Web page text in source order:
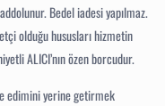
Bedel iadesi yapılmaz.
olduğu hususları hizmetin
ALICI’nın özen borcudur.
edimini yerine getirmek